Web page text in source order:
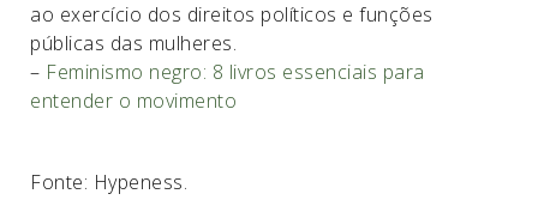
ao exercício dos direitos políticos e funções
públicas das mulheres.
– Feminismo negro: 8 livros essenciais para
entender o movimento
Fonte: Hypeness.